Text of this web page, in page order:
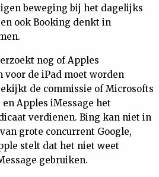
beweging bij het dagelijks
ook Booking denkt in
nog of Apples
voor de iPad moet worden
de commissie of Microsofts
Apples iMessage het
verdienen. Bing kan niet in
grote concurrent Google,
stelt dat het niet weet
gebruiken.